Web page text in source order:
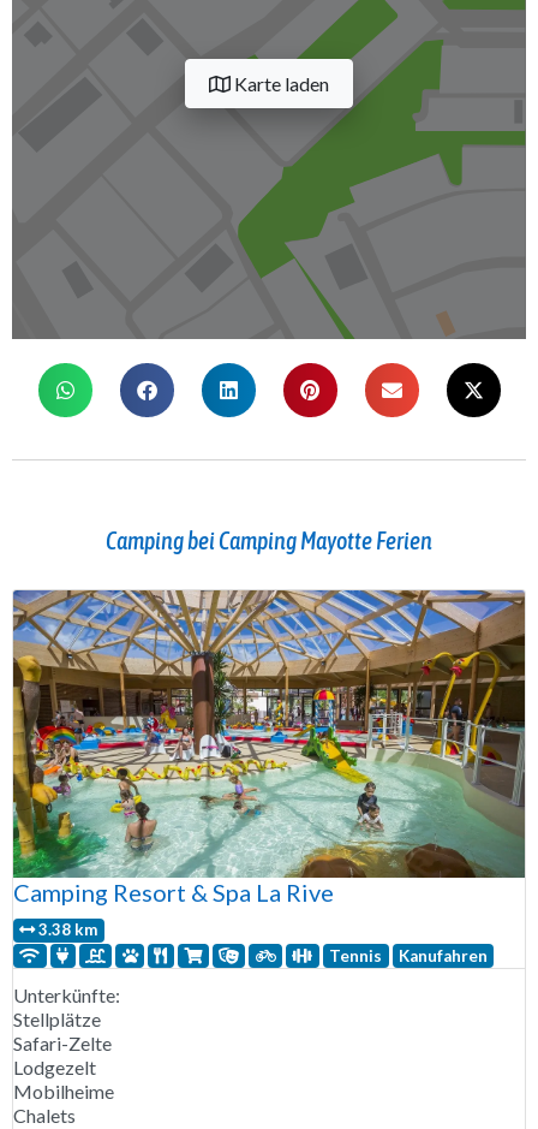
Karte laden
Camping bei Camping Mayotte Ferien
Camping Resort & Spa La Rive
3.38 km
Tennis
Kanufahren
Unterkünfte:
Stellplätze
Safari-Zelte
Lodgezelt
Mobilheime
Chalets